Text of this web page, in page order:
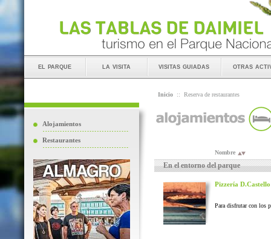
el parque la visita visitas guiadas otras
Alojamientos
Restaurantes
Inicio :: Reserva de restaurantes
Nombre
En el entorno del parque
Pizzería D.Castello
Para disfrutar con los